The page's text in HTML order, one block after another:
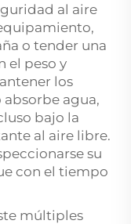
al aire
o tender una
el peso y
los
agua,
bajo la
al aire libre.
su
con el tiempo
múltiples